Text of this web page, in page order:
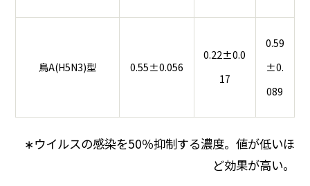
鳥A(H5N3)型 0.55±0.056
0.22±0.0
17
0.59
±0.
089
∗ウイルスの感染を50％抑制する濃度。値が低いほ
ど効果が高い。